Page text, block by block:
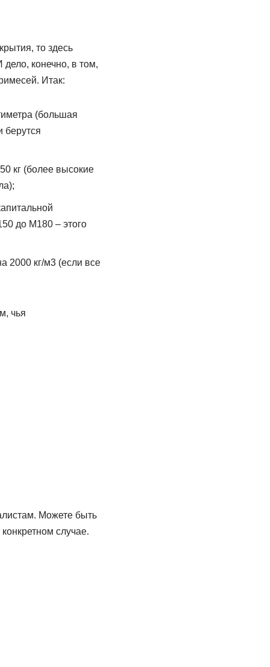
то здесь
дело, конечно, в том,
Итак:
(большая
берутся
кг (более высокие
до М180 – этого
2000 кг/м3 (если все
чья
Можете быть
случае.